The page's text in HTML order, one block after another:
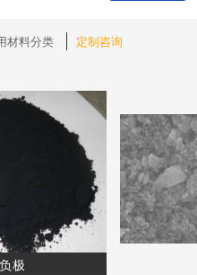
材料分类 定制咨询
极